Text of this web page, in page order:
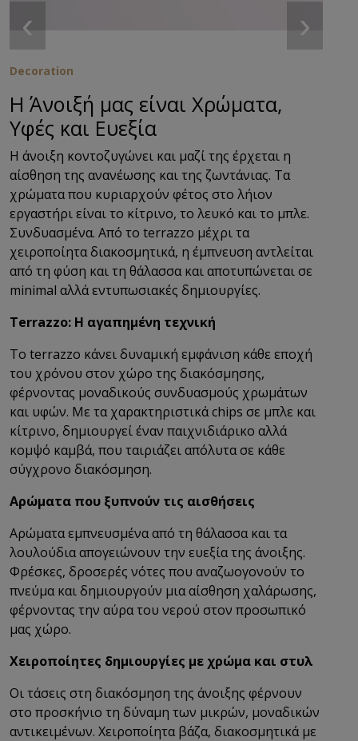
‹ ›
Decoration
Η Άνοιξή μας είναι Χρώματα,
Υφές και Ευεξία
Η άνοιξη κοντοζυγώνει και μαζί της έρχεται η
αίσθηση της ανανέωσης και της ζωντάνιας. Τα
χρώματα που κυριαρχούν φέτος στο λήιον
εργαστήρι είναι το κίτρινο, το λευκό και το μπλε.
Συνδυασμένα. Από το terrazzo μέχρι τα
χειροποίητα διακοσμητικά, η έμπνευση αντλείται
από τη φύση και τη θάλασσα και αποτυπώνεται σε
minimal αλλά εντυπωσιακές δημιουργίες.
Terrazzo: Η αγαπημένη τεχνική
Το terrazzo κάνει δυναμική εμφάνιση κάθε εποχή
του χρόνου στον χώρο της διακόσμησης,
φέρνοντας μοναδικούς συνδυασμούς χρωμάτων
και υφών. Με τα χαρακτηριστικά chips σε μπλε και
κίτρινο, δημιουργεί έναν παιχνιδιάρικο αλλά
κομψό καμβά, που ταιριάζει απόλυτα σε κάθε
σύγχρονο διακόσμηση.
Αρώματα που ξυπνούν τις αισθήσεις
Αρώματα εμπνευσμένα από τη θάλασσα και τα
λουλούδια απογειώνουν την ευεξία της άνοιξης.
Φρέσκες, δροσερές νότες που αναζωογονούν το
πνεύμα και δημιουργούν μια αίσθηση χαλάρωσης,
φέρνοντας την αύρα του νερού στον προσωπικό
μας χώρο.
Χειροποίητες δημιουργίες με χρώμα και στυλ
Οι τάσεις στη διακόσμηση της άνοιξης φέρνουν
στο προσκήνιο τη δύναμη των μικρών, μοναδικών
αντικειμένων. Χειροποίητα βάζα, διακοσμητικά με